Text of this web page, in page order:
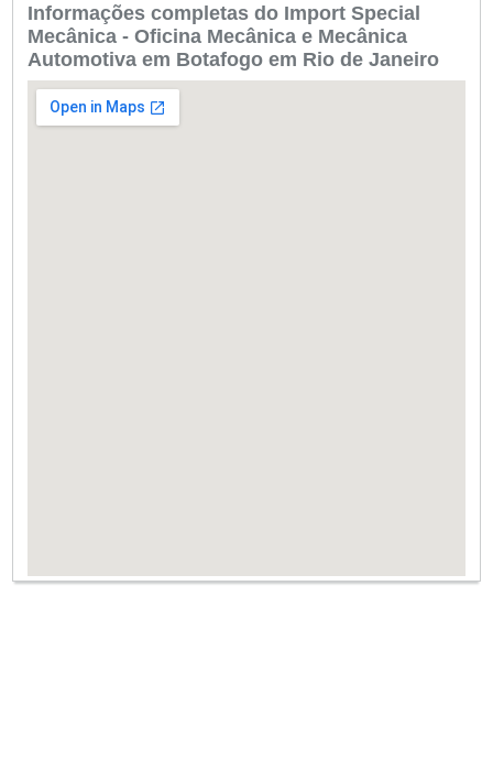
Informações completas do Import Special
Mecânica - Oficina Mecânica e Mecânica
Automotiva em Botafogo em Rio de Janeiro